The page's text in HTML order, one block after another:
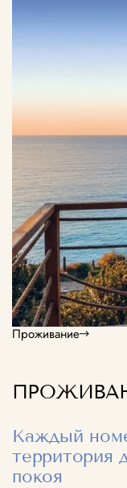
Проживание
Каждый
территория
покоя